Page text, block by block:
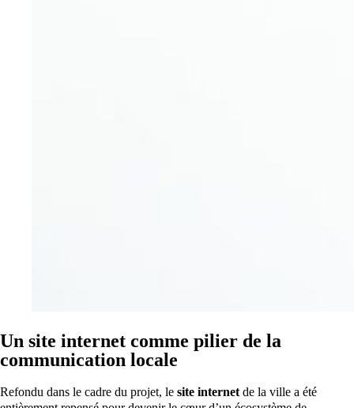
Un site internet comme pilier de la
communication locale
Refondu dans le cadre du projet, le site internetde la ville a été